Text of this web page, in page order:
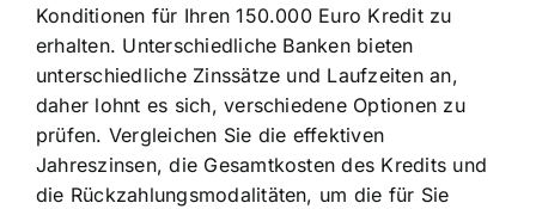
Konditionen für Ihren 150.000 Euro Kredit zu
erhalten. Unterschiedliche Banken bieten
unterschiedliche Zinssätze und Laufzeiten an,
daher lohnt es sich, verschiedene Optionen zu
prüfen. Vergleichen Sie die effektiven
Jahreszinsen, die Gesamtkosten des Kredits und
die Rückzahlungsmodalitäten, um die für Sie